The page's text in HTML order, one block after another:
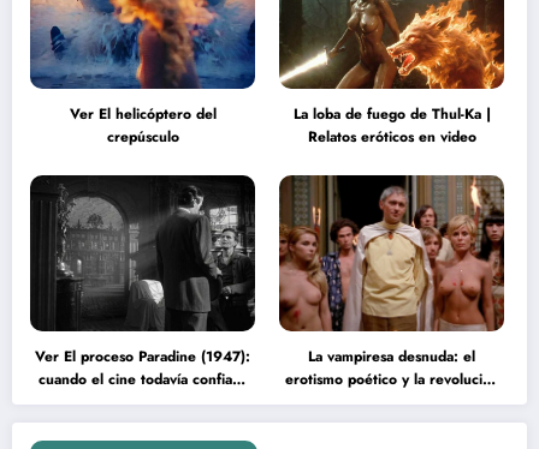
Ver El helicóptero del
crepúsculo
La loba de fuego de Thul-Ka |
Relatos eróticos en video
Ver El proceso Paradine (1947):
cuando el cine todavía confiaba
en la inteligencia del espectador
La vampiresa desnuda: el
erotismo poético y la revolución
psicodélica de Jean Rollin